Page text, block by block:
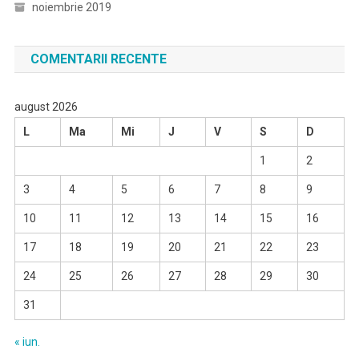
noiembrie 2019
COMENTARII RECENTE
august 2026
L
Ma Mi J V S D
1 2
3 4 5 6 7 8 9
10 11 12 13 14 15 16
17 18 19 20 21 22 23
24 25 26 27 28 29 30
31
« iun.